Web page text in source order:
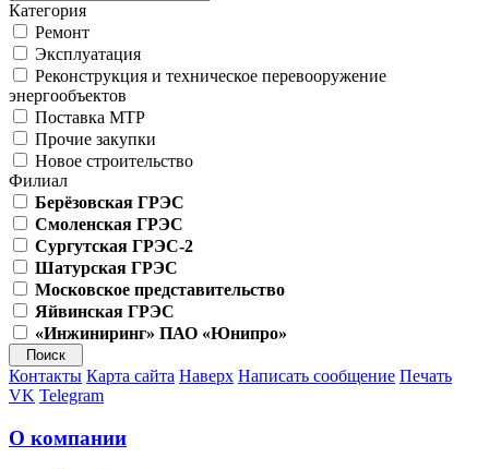
Категория
Ремонт
Эксплуатация
Реконструкция и техническое перевооружение
энергообъектов
Поставка МТР
Прочие закупки
Новое строительство
Филиал
Берёзовская ГРЭС
Смоленская ГРЭС
Сургутская ГРЭС-2
Шатурская ГРЭС
Московское представительство
Яйвинская ГРЭС
«Инжиниринг» ПАО «Юнипро»
Контакты Карта сайта Наверх Написать сообщение Печать
VK Telegram
О компании